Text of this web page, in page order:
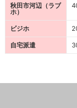
秋田市河辺（ラブ
ホ）
ビジホ
自宅派遣